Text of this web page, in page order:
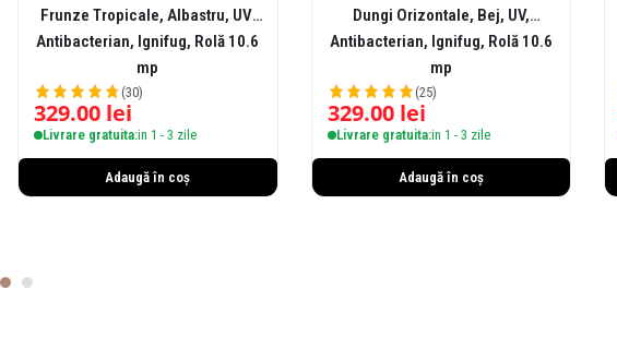
Frunze Tropicale, Albastru, UV,
Antibacterian, Ignifug, Rolă 10.6
mp
(30)
329.00 lei
Livrare gratuita:in 1 - 3 zile
Adaugă în coș
Dungi Orizontale, Bej, UV,
Antibacterian, Ignifug, Rolă 10.6
mp
(25)
329.00 lei
Livrare gratuita:in 1 - 3 zile
Adaugă în coș